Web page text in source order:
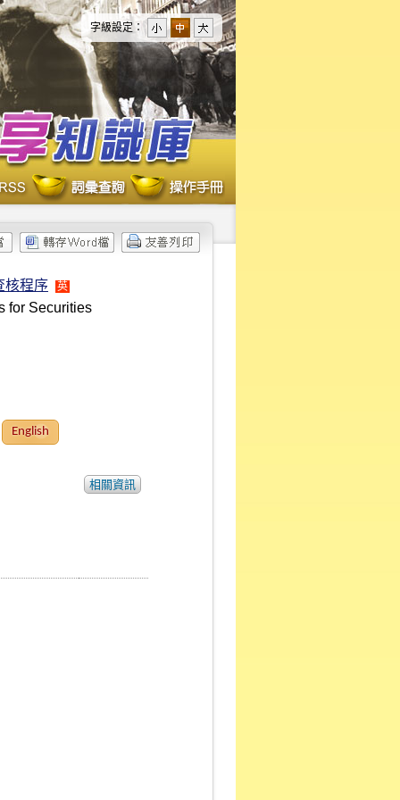
字級設定：
核程序 英
for Securities
English
相關資訊